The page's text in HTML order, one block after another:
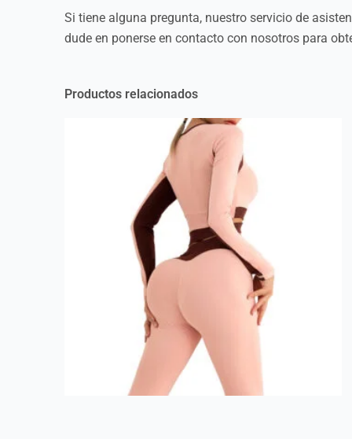
Si tiene alguna pregunta, nuestro servicio de
dude en ponerse en contacto con nosotros para
Productos relacionados